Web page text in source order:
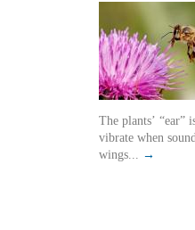
The plants’ “ear”
vibrate when
wings... →